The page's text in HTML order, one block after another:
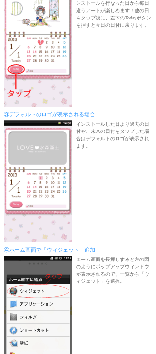
ンストールを行なった日から毎日
違うアートが楽しめます！他の日
をタップ後に、左下のTodayボタン
を押すと今日の日付に戻ります。
③デフォルトのロゴが表示される場合
インストールした日より過去の日
付や、未来の日付をタップした場
合はデフォルトのロゴが表示され
ます。
④ホーム画面で「ウィジェット」追加
ホーム画面を長押しすると左の図
のようにポップアップウィンドウ
が表示されるので、一覧から「ウ
ィジェット」を選択。